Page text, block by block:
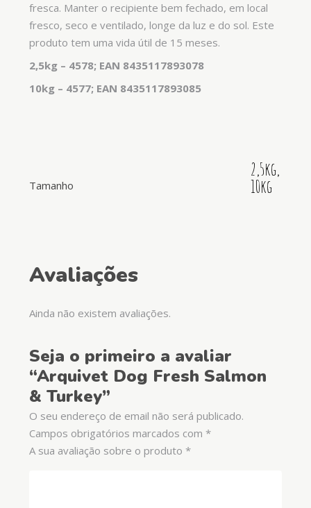
fresca. Manter o recipiente bem fechado, em local
fresco, seco e ventilado, longe da luz e do sol. Este
produto tem uma vida útil de 15 meses.
2,5kg – 4578; EAN 8435117893078
10kg – 4577; EAN 8435117893085
Tamanho
2,5kg,
10kg
Avaliações
Ainda não existem avaliações.
Seja o primeiro a avaliar
“Arquivet Dog Fresh Salmon
& Turkey”
O seu endereço de email não será publicado.
Campos obrigatórios marcados com *
A sua avaliação sobre o produto *